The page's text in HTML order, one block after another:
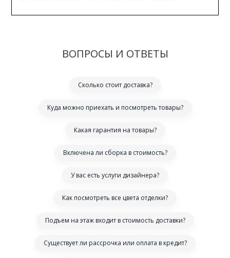
ВОПРОСЫ И ОТВЕТЫ
Сколько стоит доставка?
Куда можно приехать и посмотреть товары?
Какая гарантия на товары?
Включена ли сборка в стоимость?
У вас есть услуги дизайнера?
Как посмотреть все цвета отделки?
Подъем на этаж входит в стоимость доставки?
Существует ли рассрочка или оплата в кредит?